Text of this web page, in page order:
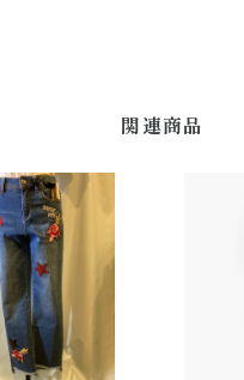
関連商品